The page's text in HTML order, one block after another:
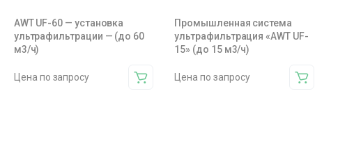
AWT UF-60 — установка
ультрафильтрации — (до 60
м3/ч)
Цена по запросу
Промышленная система
ультрафильтрация «AWT UF-
15» (до 15 м3/ч)
Цена по запросу